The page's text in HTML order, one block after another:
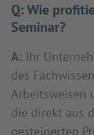
Q:Wie
Seminar?
A: Ihr
des
Arbeitsweisen
die direkt aus
gesteigerten